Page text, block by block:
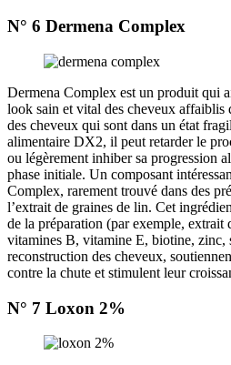
N° 6 Dermena Complex
Dermena Complex est un produit qui
look sain et vital des cheveux affaiblis
des cheveux qui sont dans un état
alimentaire DX2, il peut retarder le
ou légèrement inhiber sa progression
phase initiale. Un composant
Complex, rarement trouvé dans des
l’extrait de graines de lin. Cet
de la préparation (par exemple, extrait
vitamines B, vitamine E, biotine, zinc,
reconstruction des cheveux,
contre la chute et stimulent leur
N° 7 Loxon 2%